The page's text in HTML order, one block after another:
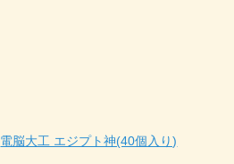
電脳大工 エジプト神(40個入り)